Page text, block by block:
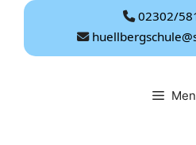
Zum
springen
02302/